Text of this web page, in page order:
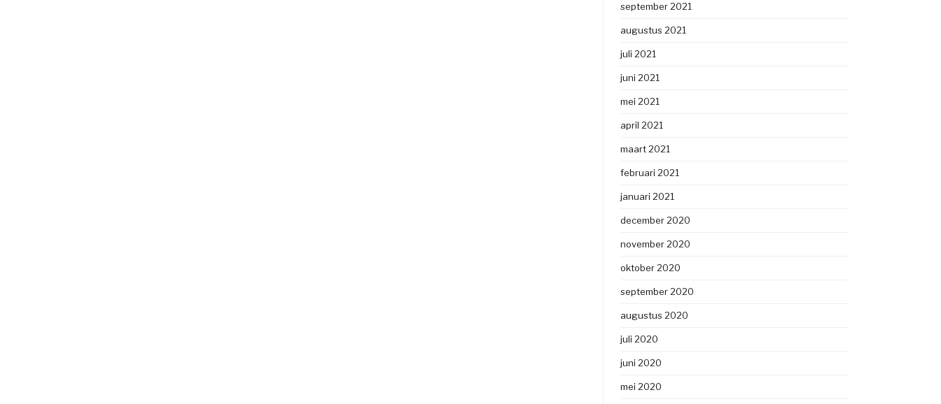
september 2021
augustus 2021
juli 2021
juni 2021
mei 2021
april 2021
maart 2021
februari 2021
januari 2021
december 2020
november 2020
oktober 2020
september 2020
augustus 2020
juli 2020
juni 2020
mei 2020